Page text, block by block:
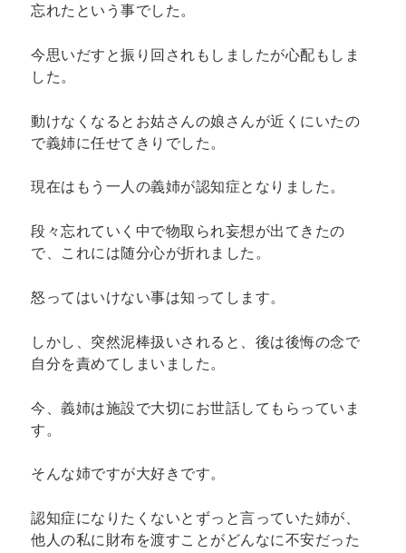
忘れたという事でした。
今思いだすと振り回されもしましたが心配もしま
した。
動けなくなるとお姑さんの娘さんが近くにいたの
で義姉に任せてきりでした。
現在はもう一人の義姉が認知症となりました。
段々忘れていく中で物取られ妄想が出てきたの
で、これには随分心が折れました。
怒ってはいけない事は知ってします。
しかし、突然泥棒扱いされると、後は後悔の念で
自分を責めてしまいました。
今、義姉は施設で大切にお世話してもらっていま
す。
そんな姉ですが大好きです。
認知症になりたくないとずっと言っていた姉が、
他人の私に財布を渡すことがどんなに不安だった